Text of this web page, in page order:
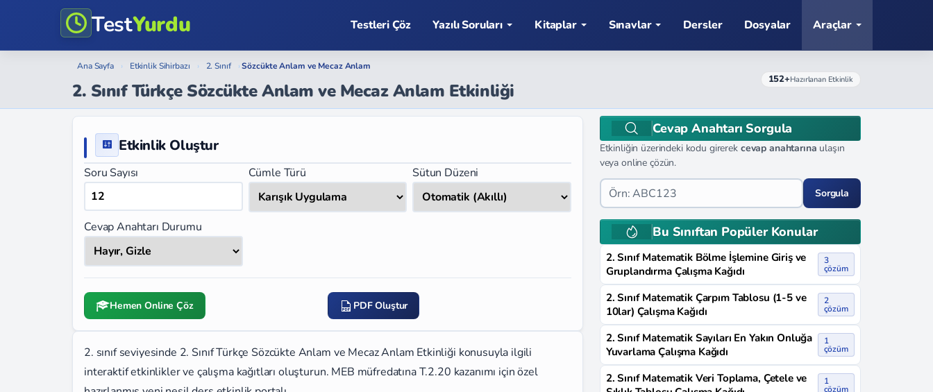
TestYurdu Testleri Çöz Yazılı Soruları Kitaplar Sınavlar Dersler Dosyalar Araçlar
Ana Sayfa › Etkinlik Sihirbazı › 2. Sınıf › Sözcükte Anlam ve Mecaz Anlam
2. Sınıf Türkçe Sözcükte Anlam ve Mecaz Anlam Etkinliği
152+Hazırlanan Etkinlik
Etkinlik Oluştur
Soru Sayısı Cümle Türü Sütun Düzeni
Cevap Anahtarı Durumu
Hemen Online Çöz PDF Oluştur
2. sınıf seviyesinde 2. Sınıf Türkçe Sözcükte Anlam ve Mecaz Anlam Etkinliği konusuyla ilgili
interaktif etkinlikler ve çalışma kağıtları oluşturun. MEB müfredatına T.2.20 kazanımı için özel
Cevap Anahtarı Sorgula
Etkinliğin üzerindeki kodu girerek cevap anahtarına ulaşın
veya online çözün.
Sorgula
Bu Sınıftan Popüler Konular
2. Sınıf Matematik Bölme İşlemine Giriş ve
Gruplandırma Çalışma Kağıdı
3
çözüm
2. Sınıf Matematik Çarpım Tablosu (1-5 ve
10lar) Çalışma Kağıdı
2
çözüm
2. Sınıf Matematik Sayıları En Yakın Onluğa
Yuvarlama Çalışma Kağıdı
1
çözüm
2. Sınıf Matematik Veri Toplama, Çetele ve
1
çözüm